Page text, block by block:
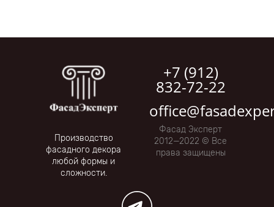
Производство
фасадного декора
любой формы и
сложности.
+7 (912)
832-72-22
Фасад Эксперт
2012—2022 © Все
права защищены